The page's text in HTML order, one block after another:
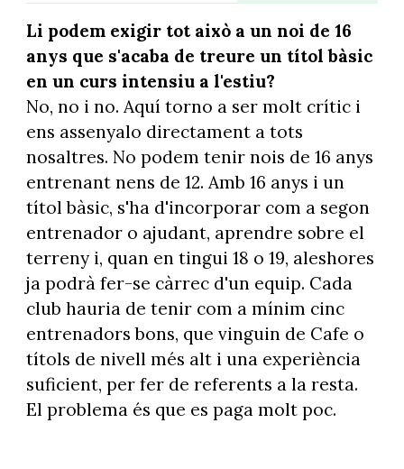
Li podem exigir tot això a un noi de 16
anys que s'acaba de treure un títol bàsic
en un curs intensiu a l'estiu?
No, no i no. Aquí torno a ser molt crític i
ens assenyalo directament a tots
nosaltres. No podem tenir nois de 16 anys
entrenant nens de 12. Amb 16 anys i un
títol bàsic, s'ha d'incorporar com a segon
entrenador o ajudant, aprendre sobre el
terreny i, quan en tingui 18 o 19, aleshores
ja podrà fer-se càrrec d'un equip. Cada
club hauria de tenir com a mínim cinc
entrenadors bons, que vinguin de Cafe o
títols de nivell més alt i una experiència
suficient, per fer de referents a la resta.
El problema és que es paga molt poc.